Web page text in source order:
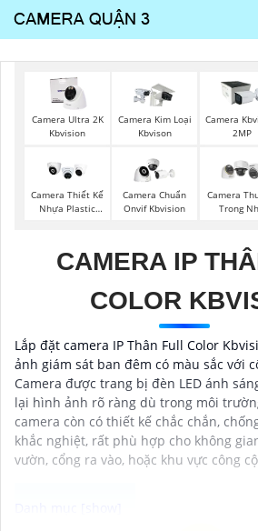
Camera Ultra 2K
Kbvision
Camera Kim Loại
Kbvison
Camera
2MP
Camera Thiết Kế
Nhựa Plastic
Camera Chuẩn
Onvif Kbvision
Camera
Trong
CAMERA IP
COLOR
Lắp đặt camera IP Thân Full Color
ảnh giám sát ban đêm có màu sắc với
Camera được trang bị đèn LED ánh
lại hình ảnh rõ ràng dù trong môi
camera còn có thiết kế chắc chắn,
khắc nghiệt, rất phù hợp cho không
vườn, cổng ra vào, hoặc khu vực công